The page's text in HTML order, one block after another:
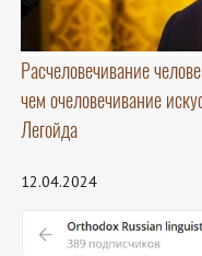
Расчеловечивание
чем очеловечивание
Легойда
12.04.2024